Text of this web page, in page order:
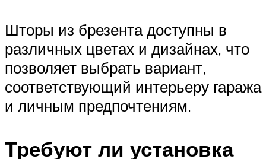
Шторы из брезента доступны в
различных цветах и дизайнах, что
позволяет выбрать вариант,
соответствующий интерьеру гаража
и личным предпочтениям.
Требуют ли установка